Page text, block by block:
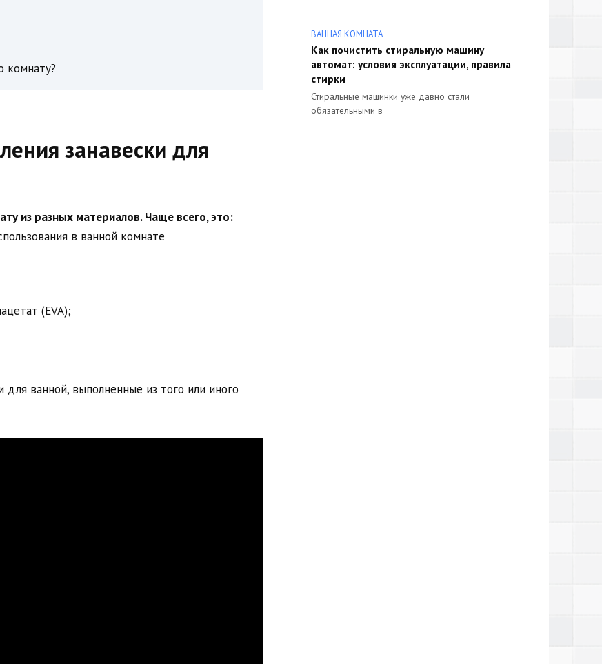
комнату?
занавески для
из разных материалов. Чаще всего, это:
(EVA);
ванной, выполненные из того или иного
ВАННАЯ КОМНАТА
Как почистить стиральную машину
автомат: условия эксплуатации, правила
стирки
Стиральные машинки уже давно стали
обязательными в